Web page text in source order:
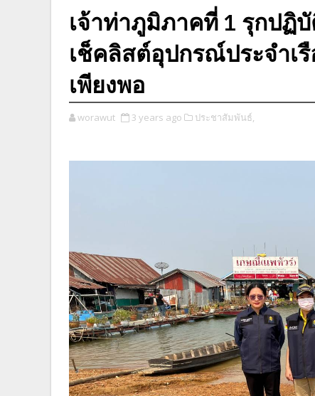
เจ้าท่าภูมิภาคที่ 1 รุกปฏิ
เช็คลิสต์อุปกรณ์ประจำเ
เพียงพอ
worawut 3 years ago ประชาสัมพันธ์,